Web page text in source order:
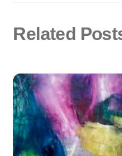
Related